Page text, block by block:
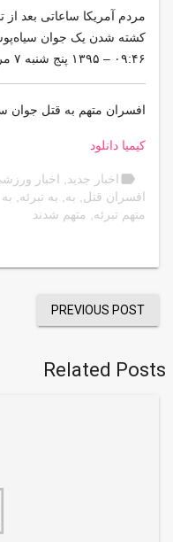
مردم آمریکا ساعاتی بعد
کشته شدن یک جوان
۰۹:۴۶ – ۱۳۹۵ پنج شنبه ۷ مرداد
افسران متهم به قتل جوان
کیمیا دانلود
label اخبار جدید اخبار
افسران قتل
به به تبرئه
متهم تبرئه
متهم شدند
PREVIOUS POST
Related Posts